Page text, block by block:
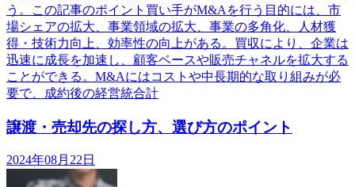
う。この記事のポイント買い手がM&Aを行う目的には、市
場シェアの拡大、事業領域の拡大、事業の多角化、人材獲
得・技術力向上、効率性の向上がある。買収により、企業は
迅速に成長を加速し、顧客ベースや販売チャネルを拡大する
ことができる。M&Aにはコストや中長期的な取り組みが必
要で、成約後の経営統合計
譲渡・売却先の探し方、選び方のポイント
2024年08月22日